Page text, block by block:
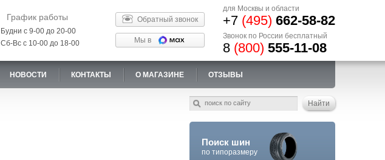
График работы
Будни с 9-00 до 20-00
Сб-Вс с 10-00 до 18-00
Обратный звонок
Мы в
для Москвы и области
+7 (495) 662-58-82
Звонок по России бесплатный
8 (800) 555-11-08
НОВОСТИ КОНТАКТЫ О МАГАЗИНЕ ОТЗЫВЫ
Поиск шин
по типоразмеру